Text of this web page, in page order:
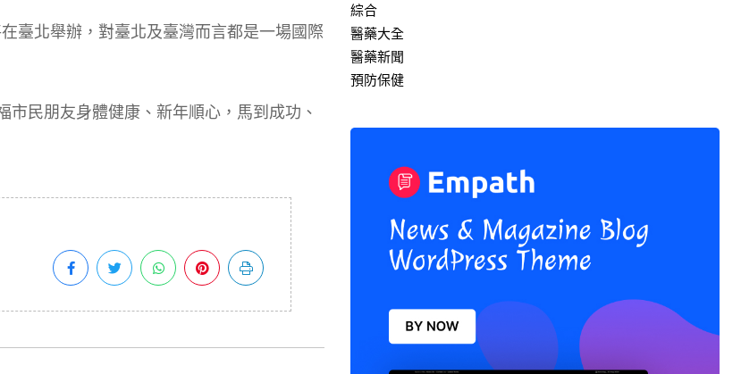
臺北舉辦，對臺北及臺灣而言都是一場國際
民朋友身體健康、新年順心，馬到成功、
綜合
醫藥大全
醫藥新聞
預防保健